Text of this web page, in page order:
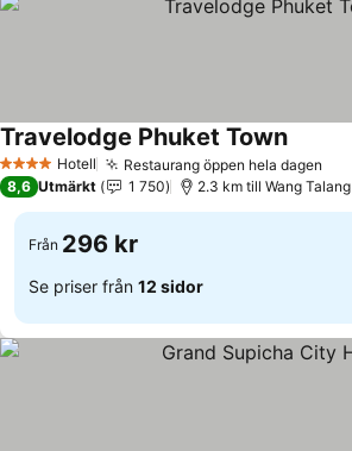
4 StjärnorHotell Restaurang öppen hela dagen
Travelodge Phuket Town
8,6 Utmärkt 1 750 2.3 km till Wang Talang
Från 296 kr
Se priser från 12 sidor